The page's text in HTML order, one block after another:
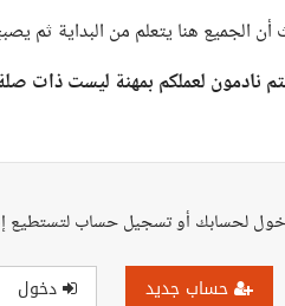
هنا يتعلم من البداية ثم
نادمون لعملكم بمهنة ليست ذات
لحسابك أو تسجيل حساب لتستطيع
حساب جديد دخول